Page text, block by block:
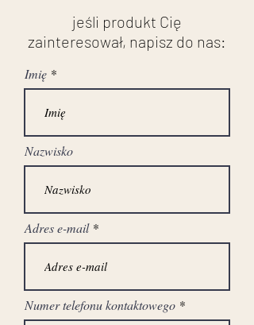
konstrukcja – sosna
wysokość: 80 cm
długość: 119 cm
głębokość: 57 cm
stan przed renowacją
jeśli produkt Cię
zainteresował, napisz do nas:
Imię
Nazwisko
Adres e-mail
Numer telefonu kontaktowego